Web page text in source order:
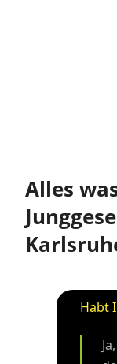
Alles
Habt